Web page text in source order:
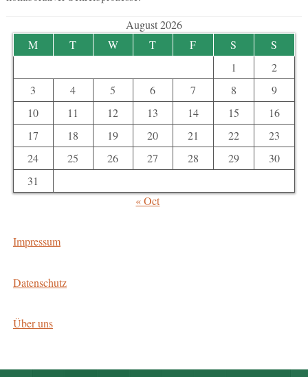
August 2026
M
T W T F S
S
1
2
3
4 5 6 7 8
9
10
11 12 13 14 15
16
17
18 19 20 21 22
23
24
25 26 27 28 29
30
31
« Oct
Impressum
Datenschutz
Über uns